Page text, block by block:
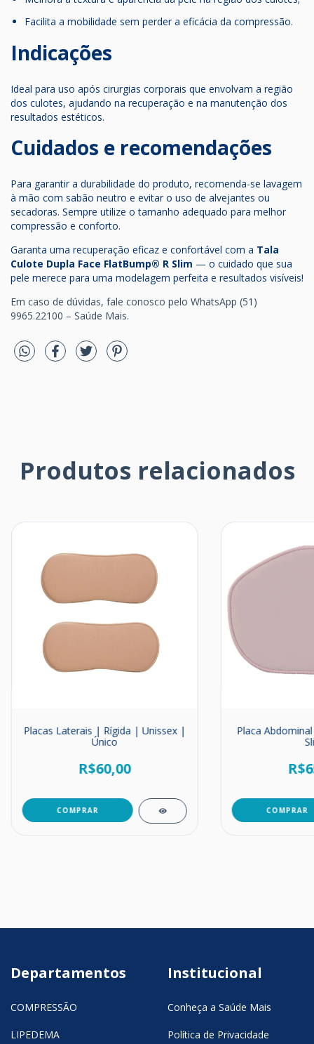
Facilita a mobilidade sem perder a eficácia da compressão.
Indicações
Ideal para uso após cirurgias corporais que envolvam a região
dos culotes, ajudando na recuperação e na manutenção dos
resultados estéticos.
Cuidados e recomendações
Para garantir a durabilidade do produto, recomenda-se lavagem
à mão com sabão neutro e evitar o uso de alvejantes ou
secadoras. Sempre utilize o tamanho adequado para melhor
compressão e conforto.
Garanta uma recuperação eficaz e confortável com a Tala
Culote Dupla Face FlatBump® R Slim — o cuidado que sua
pele merece para uma modelagem perfeita e resultados visíveis!
Em caso de dúvidas, fale conosco pelo WhatsApp (51)
9965.22100 – Saúde Mais.
Produtos relacionados
Placas Laterais | Rígida | Unissex |
Único
R$60,00
COMPRAR
Placa
COMPRAR
Departamentos
COMPRESSÃO
LIPEDEMA
Institucional
Conheça a Saúde Mais
Política de Privacidade